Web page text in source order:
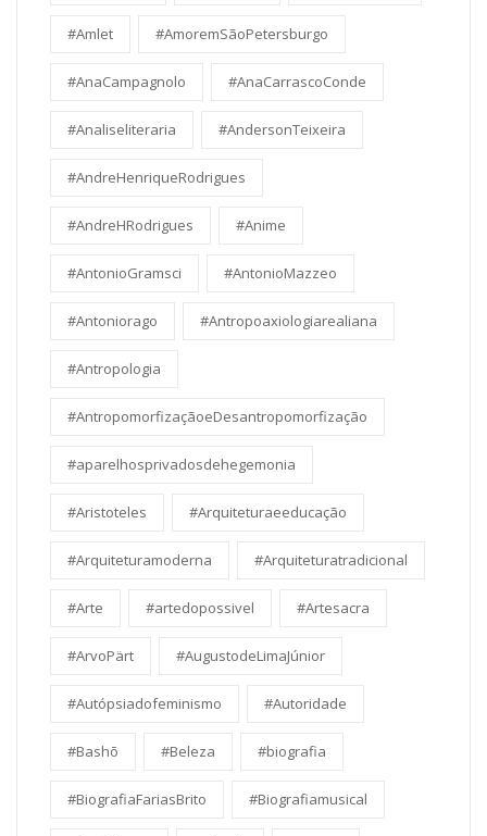
#Amlet #AmoremSãoPetersburgo
#AnaCampagnolo #AnaCarrascoConde
#Analiseliteraria #AndersonTeixeira
#AndreHenriqueRodrigues
#AndreHRodrigues #Anime
#AntonioGramsci #AntonioMazzeo
#Antoniorago #Antropoaxiologiarealiana
#Antropologia
#AntropomorfizaçãoeDesantropomorfização
#aparelhosprivadosdehegemonia
#Aristoteles #Arquiteturaeeducação
#Arquiteturamoderna #Arquiteturatradicional
#Arte #artedopossivel #Artesacra
#ArvoPärt #AugustodeLimaJúnior
#Autópsiadofeminismo #Autoridade
#Bashō #Beleza #biografia
#BiografiaFariasBrito #Biografiamusical